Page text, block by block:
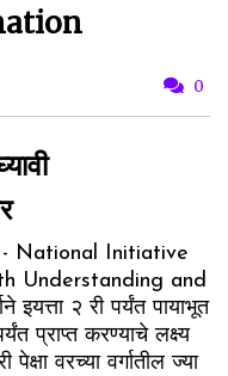
0
National Initiative
Understanding and
इयत्ता २ री पर्यंत पायाभूत
प्राप्त करण्याचे लक्ष्य
वरच्या वर्गातील ज्या